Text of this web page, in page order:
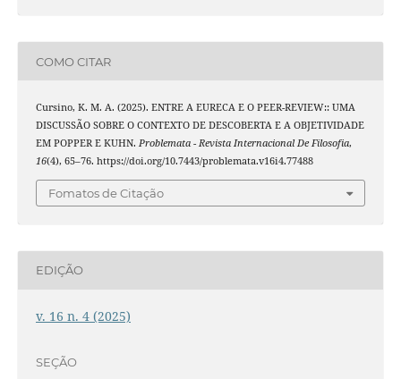
COMO CITAR
Cursino, K. M. A. (2025). ENTRE A EURECA E O PEER-REVIEW:: UMA
DISCUSSÃO SOBRE O CONTEXTO DE DESCOBERTA E A OBJETIVIDADE
EM POPPER E KUHN. Problemata - Revista Internacional De Filosofia,
16(4), 65–76. https://doi.org/10.7443/problemata.v16i4.77488
Fomatos de Citação
EDIÇÃO
v. 16 n. 4 (2025)
SEÇÃO